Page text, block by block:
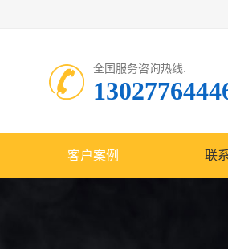
全国服务咨询热线:
客户案例 联